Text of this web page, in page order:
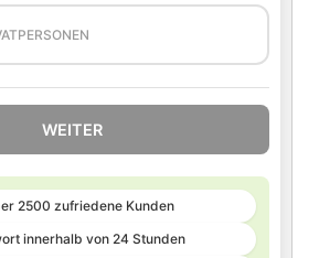
WEITER
2500 zufriedene Kunden
innerhalb von 24 Stunden